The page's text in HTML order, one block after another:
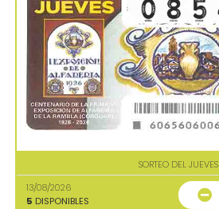
SORTEO DEL JUEVES
13/08/2026
5 DISPONIBLES